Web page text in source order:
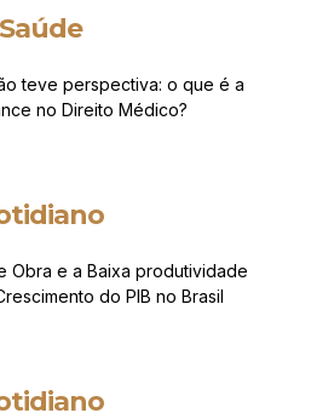
Saúde
teve perspectiva: o que é a
no Direito Médico?
Obra e a Baixa produtividade
do PIB no Brasil